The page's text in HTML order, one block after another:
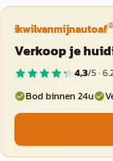
ikwilvanmijnautoaf®
Verkoop je
4,3/5 ·
Bod binnen 24u